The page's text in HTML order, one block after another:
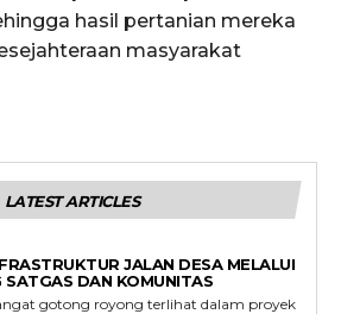
hasil pertanian mereka
masyarakat
LATEST ARTICLES
JALAN DESA MELALUI
DAN KOMUNITAS
gotong royong terlihat dalam proyek